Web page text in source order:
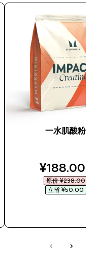
一水肌酸粉
¥188.00‎
原价 ¥238.00‎
立省 ¥50.00‎